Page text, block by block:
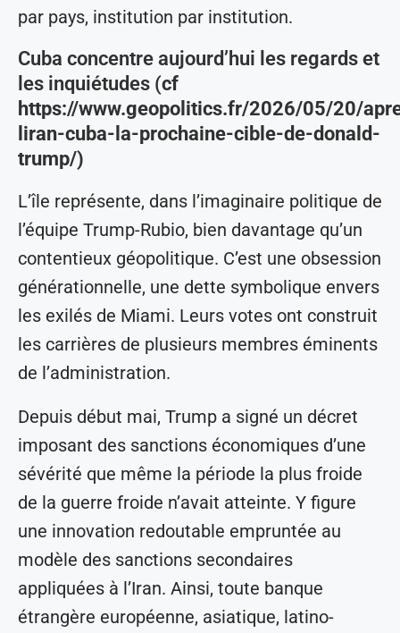
par pays, institution par institution.
Cuba concentre aujourd’hui les regards et
les inquiétudes (cf
https://www.geopolitics.fr/2026/05/20/
liran-cuba-la-prochaine-cible-de-donald-
trump/)
L’île représente, dans l’imaginaire politique de
l’équipe Trump-Rubio, bien davantage qu’un
contentieux géopolitique. C’est une obsession
générationnelle, une dette symbolique envers
les exilés de Miami. Leurs votes ont construit
les carrières de plusieurs membres éminents
de l’administration.
Depuis début mai, Trump a signé un décret
imposant des sanctions économiques d’une
sévérité que même la période la plus froide
de la guerre froide n’avait atteinte. Y figure
une innovation redoutable empruntée au
modèle des sanctions secondaires
appliquées à l’Iran. Ainsi, toute banque
étrangère européenne, asiatique, latino-